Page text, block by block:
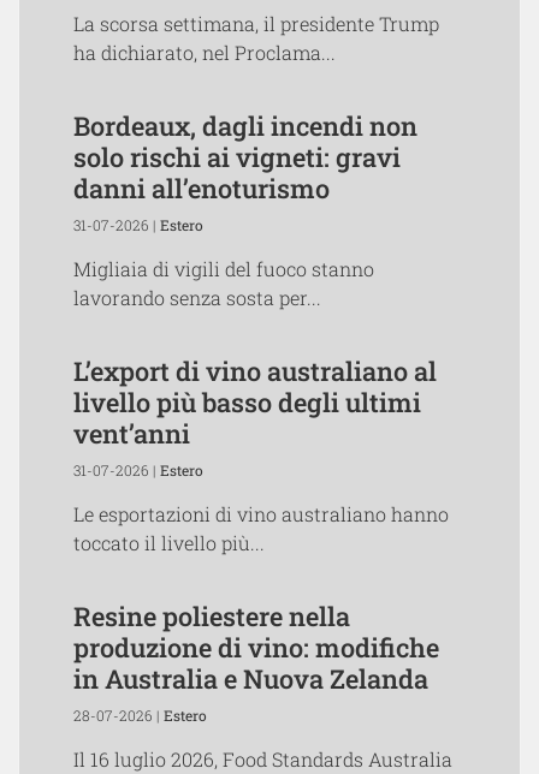
La scorsa settimana, il presidente Trump
ha dichiarato, nel Proclama...
Bordeaux, dagli incendi non
solo rischi ai vigneti: gravi
danni all’enoturismo
31-07-2026 | Estero
Migliaia di vigili del fuoco stanno
lavorando senza sosta per...
L’export di vino australiano al
livello più basso degli ultimi
vent’anni
31-07-2026 | Estero
Le esportazioni di vino australiano hanno
toccato il livello più...
Resine poliestere nella
produzione di vino: modifiche
in Australia e Nuova Zelanda
28-07-2026 | Estero
Il 16 luglio 2026, Food Standards Australia